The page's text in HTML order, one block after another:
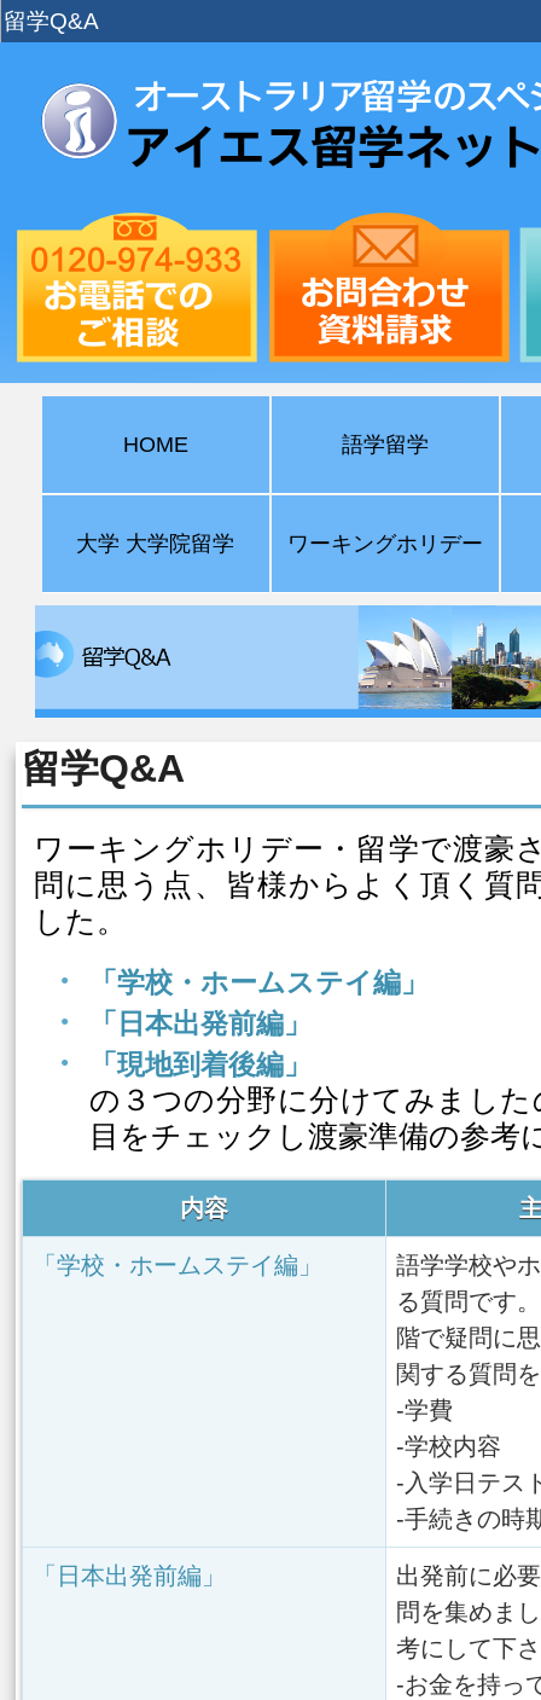
留学Q&A
HOME 語学留学
大学 大学院留学 ワーキングホリデー
留学Q&A
ワーキングホリデー・留学で渡豪
問に思う点、皆様からよく頂く質
した。
「学校・ホームステイ編」
「日本出発前編」
「現地到着後編」
の３つの分野に分けてみまし
目をチェックし渡豪準備の参考
内容
「学校・ホームステイ編」
語学学校や
る質問です
階で疑問に
関する質問
-学費
-学校内容
-入学日テス
-手続きの時
「日本出発前編」
出発前に必
問を集めま
考にして下
-お金を持っ